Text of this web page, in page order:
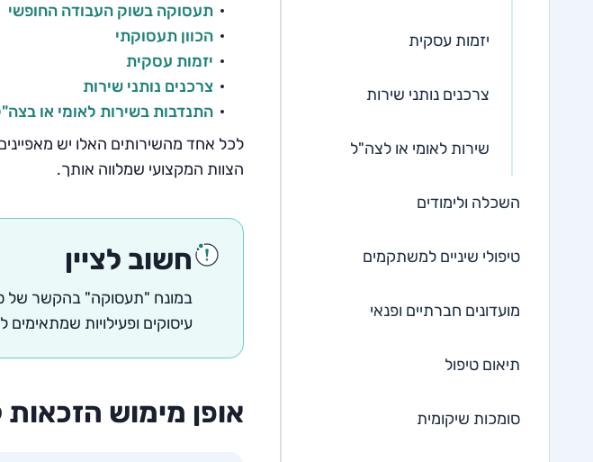
יזמות עסקית
צרכנים נותני שירות
שירות לאומי או לצה"ל
השכלה ולימודים
טיפולי שיניים למשתקמים
מועדונים חברתיים ופנאי
תיאום טיפול
סומכות שיקומית
תעסוקה בשוק העבודה החופשי
הכוון תעסוקתי
יזמות עסקית
צרכנים נותני שירות
התנדבות בשירות לאומי או
לכל אחד מהשירותים האלו יש
הצוות המקצועי שמלווה אותך.
חשוב לציין
במונח "תעסוקה" בהקשר של
עיסוקים ופעילויות
אופן מימוש